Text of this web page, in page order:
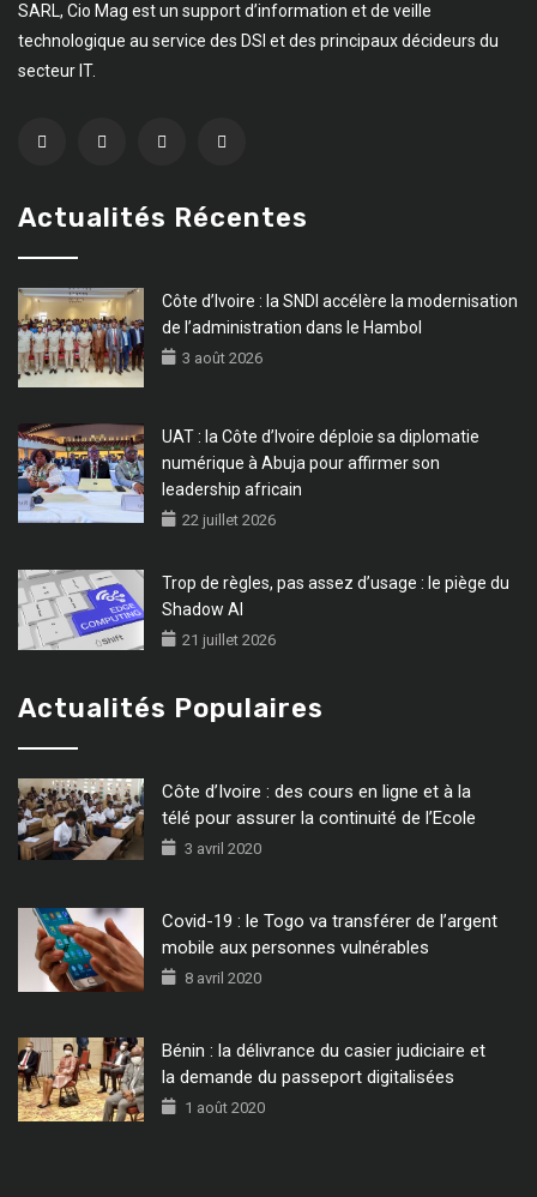
SARL, Cio Mag est un support d’information et de veille
technologique au service des DSI et des principaux décideurs du
secteur IT.
Actualités Récentes
Côte d’Ivoire : la SNDI accélère la modernisation
de l’administration dans le Hambol
3 août 2026
UAT : la Côte d’Ivoire déploie sa diplomatie
numérique à Abuja pour affirmer son
leadership africain
22 juillet 2026
Trop de règles, pas assez d’usage : le piège du
Shadow AI
21 juillet 2026
Actualités Populaires
Côte d’Ivoire : des cours en ligne et à la
télé pour assurer la continuité de l’Ecole
3 avril 2020
Covid-19 : le Togo va transférer de l’argent
mobile aux personnes vulnérables
8 avril 2020
Bénin : la délivrance du casier judiciaire et
la demande du passeport digitalisées
1 août 2020